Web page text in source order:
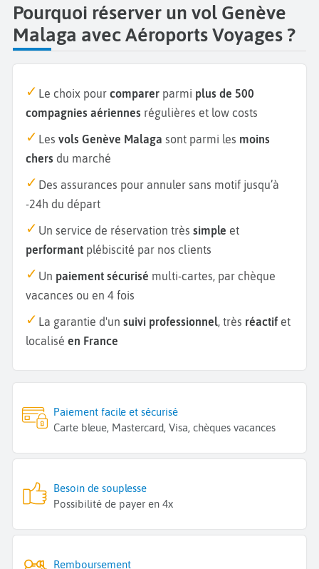
Pourquoi réserver un vol Genève
Malaga avec Aéroports Voyages ?
Le choix pour comparer parmi plus de 500
compagnies aériennes régulières et low costs
Les vols Genève Malaga sont parmi les moins
chers du marché
Des assurances pour annuler sans motif jusqu’à
-24h du départ
Un service de réservation très simple et
performant plébiscité par nos clients
Un paiement sécurisé multi-cartes, par chèque
vacances ou en 4 fois
La garantie d'un suivi professionnel, très réactif et
localisé en France
Paiement facile et sécurisé
Carte bleue, Mastercard, Visa, chèques vacances
Besoin de souplesse
Possibilité de payer en 4x
Remboursement